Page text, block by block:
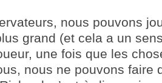
nous pouvons
grand (et cela a un
une fois que les
nous ne pouvons faire